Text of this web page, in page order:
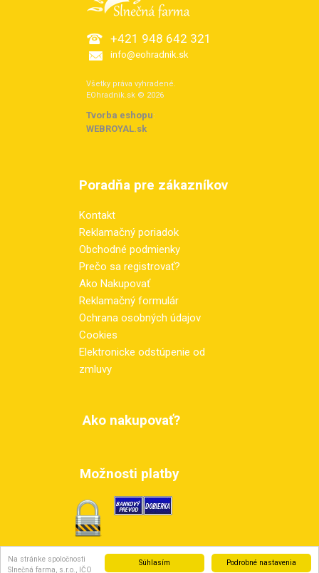
Podrobné nastavenia
Súhlasím
Na stránke spoločnosti
Slnečná farma, s.r.o., IČO
+421 948 642 321
info@eohradnik.sk
Všetky práva vyhradené.
EOhradnik.sk © 2026
Tvorba eshopu:
WEBROYAL.sk
Poradňa pre zákazníkov
Kontakt
Reklamačný poriadok
Obchodné podmienky
Prečo sa registrovať?
Ako Nakupovať
Reklamačný formulár
Ochrana osobných údajov
Cookies
Elektronicke odstúpenie od
zmluvy
Ako nakupovať?
Možnosti platby
Možnosti dopravy